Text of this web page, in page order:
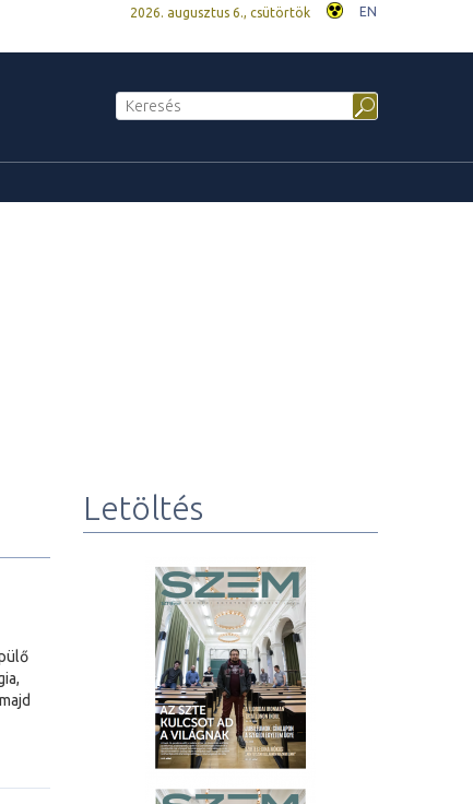
2026. augusztus 6., csütörtök EN
Letöltés